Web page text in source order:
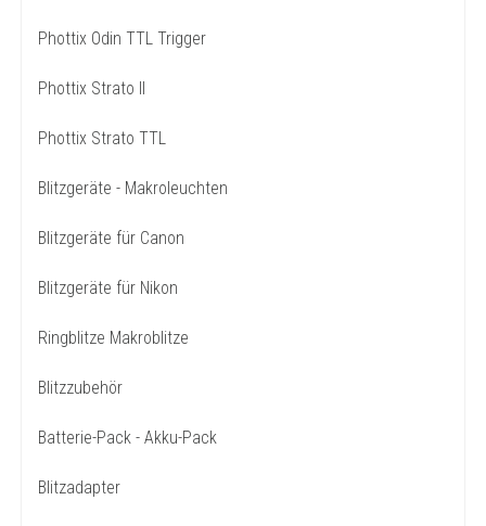
Phottix Odin TTL Trigger
Phottix Strato II
Phottix Strato TTL
Blitzgeräte - Makroleuchten
Blitzgeräte für Canon
Blitzgeräte für Nikon
Ringblitze Makroblitze
Blitzzubehör
Batterie-Pack - Akku-Pack
Blitzadapter